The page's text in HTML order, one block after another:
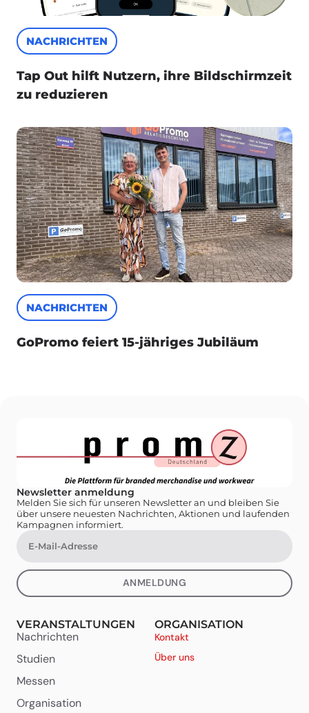
NACHRICHTEN
Tap Out hilft Nutzern, ihre Bildschirmzeit
zu reduzieren
NACHRICHTEN
GoPromo feiert 15-jähriges Jubiläum
Newsletter anmeldung
Melden Sie sich für unseren Newsletter an und bleiben Sie
über unsere neuesten Nachrichten, Aktionen und laufenden
Kampagnen informiert.
ANMELDUNG
VERANSTALTUNGEN
Nachrichten
Studien
Messen
Organisation
ORGANISATION
Kontakt
Über uns